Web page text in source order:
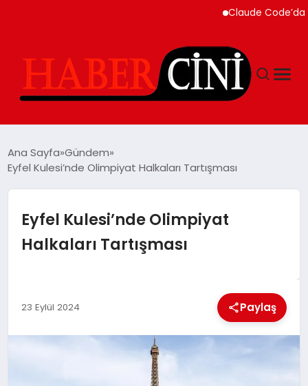
Claude Code’da
GÜNCEL
MAGAZIN
Ana Sayfa Gündem
Eyfel Kulesi’nde Olimpiyat Halkaları Tartışması
Eyfel Kulesi’nde Olimpiyat
Halkaları Tartışması
23 Eylül 2024 Paylaş